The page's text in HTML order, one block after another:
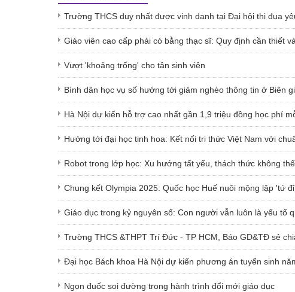
Trường THCS duy nhất được vinh danh tại Đại hội thi đua
Giáo viên cao cấp phải có bằng thạc sĩ: Quy định cần thiết
Vượt 'khoảng trống' cho tân sinh viên
Bình dân học vụ số hướng tới giảm nghèo thông tin ở Biên
Hà Nội dự kiến hỗ trợ cao nhất gần 1,9 triệu đồng học phí
Hướng tới đại học tinh hoa: Kết nối tri thức Việt Nam với
Robot trong lớp học: Xu hướng tất yếu, thách thức không
Chung kết Olympia 2025: Quốc học Huế nuôi mộng lập 'tứ
Giáo dục trong kỷ nguyên số: Con người vẫn luôn là yếu tố
Trường THCS &THPT Trí Đức - TP HCM, Báo GD&TĐ sẻ
Đại học Bách khoa Hà Nội dự kiến phương án tuyển sinh
Ngọn đuốc soi đường trong hành trình đổi mới giáo dục